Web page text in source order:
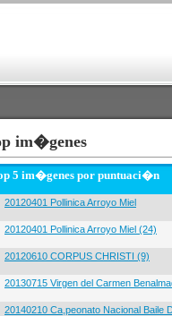
im�genes
5 im�genes por puntuaci�n
20120401 Pollinica Arroyo Miel
20120401 Pollinica Arroyo Miel (24)
20120610 CORPUS CHRISTI (9)
20130715 Virgen del Carmen
20140210 Ca,peonato Nacional Baile